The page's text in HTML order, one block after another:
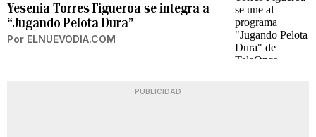
Yesenia Torres Figueroa se integra a
“Jugando Pelota Dura”
Por ELNUEVODIA.COM
PUBLICIDAD